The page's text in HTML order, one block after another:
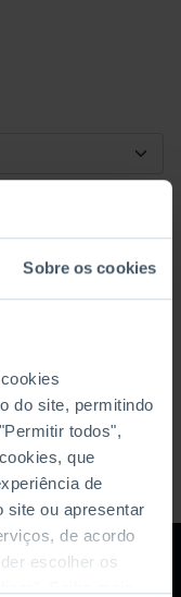
Sobre os cookies
do site, permitindo
todos",
que
de
site ou apresentar
de acordo
escolher os